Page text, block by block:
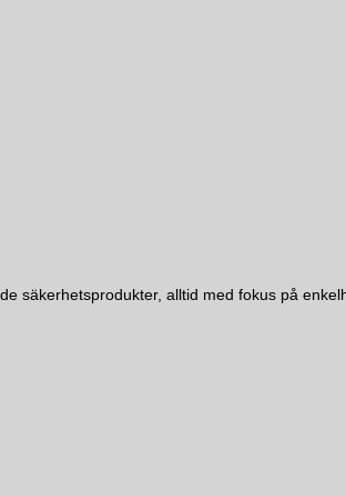
säkerhetsprodukter, alltid med fokus på